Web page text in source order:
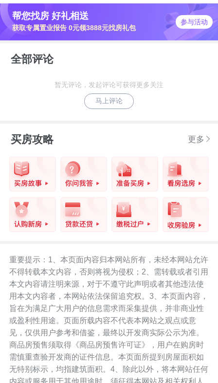
1、规划期内坚持“留改拆”并举，以保留提
升为主。原则上城市更新片区内拆除建筑
面积不大于现状总建筑面积的20%。
2、规划期内，全市城市更新和土地整备实
施规模不少于95平方公里。其中，完成综
供地10平方公里和空间储备用地40平方公
里。
3.规划期内通过城市更新和土地整备完成
4.规划期内实现供应商品住房建筑面积不
整备规划筹集公共住房和配套宿舍面积不
少于700万平方米。
5.规划期内保留提升100平方公里工业区，
连片改造及整备45平方公里产业空间。
6.规划期内完成城市更新和土地整备固定
资产投资总额不少于1万亿元。
帮您找房 好礼相送
获取专属置业报告 0元领3888元找房礼包
参与活动
全部评论
暂无评论，发起评论可获得更多关注
马上评论
买房攻略 更多
重要提示：1、本页面内容归本网站所有，未经本网站允许
不得转载本文内容，否则将视为侵权；2、需转载或者引用
本文内容请注明来源，对于不遵守此声明或者其他违法使
用本文内容者，本网站依法保留追究权。3、本页面内容，
旨在为满足广大用户的信息需求而采集提供，并非商业性
或盈利性用途。页面所载内容不代表本网站之观点或意
见，仅供用户参考和借鉴，最终以开发商实际公示为准。
商品房预售须取得《商品房预售许可证》，用户在购房时
需慎重查验开发商的证件信息。本页面所提到房屋面积如
无特别标示，均指建筑面积。4、除此以外，将本网站任何
内容或服务用于其他用途时，须征得本网站及相关权利人